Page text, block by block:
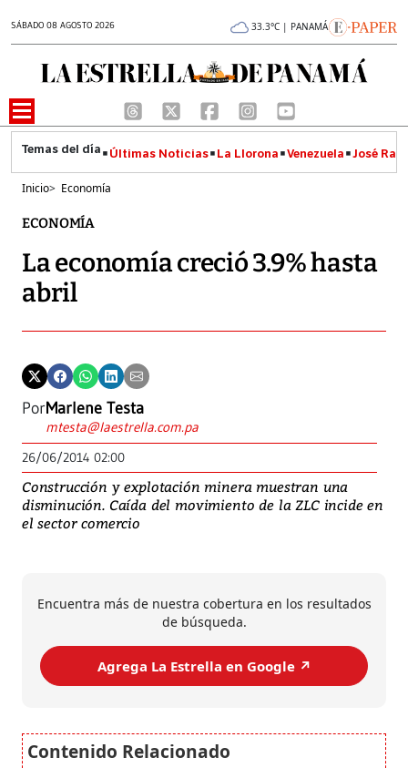
SÁBADO 08 AGOSTO 2026 33.3°C | PANAMÁ
Últimas Noticias La Llorona Venezuela José
Inicio> Economía
ECONOMÍA
La economía creció 3.9% hasta
abril
PorMarlene Testa
mtesta@laestrella.com.pa
26/06/2014 02:00
Construcción y explotación minera muestran una
disminución. Caída del movimiento de la ZLC incide en
el sector comercio
Encuentra más de nuestra cobertura en los resultados
de búsqueda.
Agrega La Estrella en Google ↗️